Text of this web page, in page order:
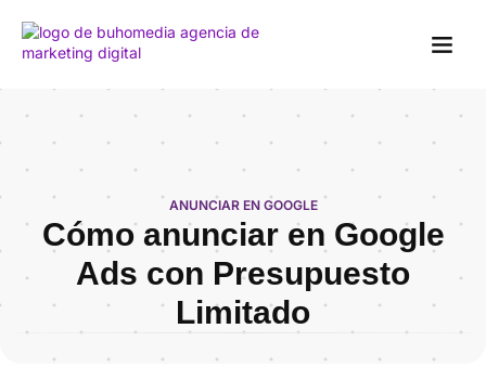
ANUNCIAR EN GOOGLE
Cómo anunciar en Google
Ads con Presupuesto
Limitado